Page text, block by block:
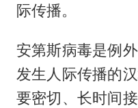
际传播。
安第斯病毒是例
发生人际传播的
要密切、长时间